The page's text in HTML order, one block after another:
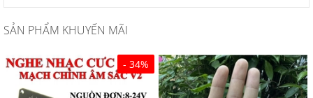
SẢN PHẨM KHUYẾN MÃI
- 34%